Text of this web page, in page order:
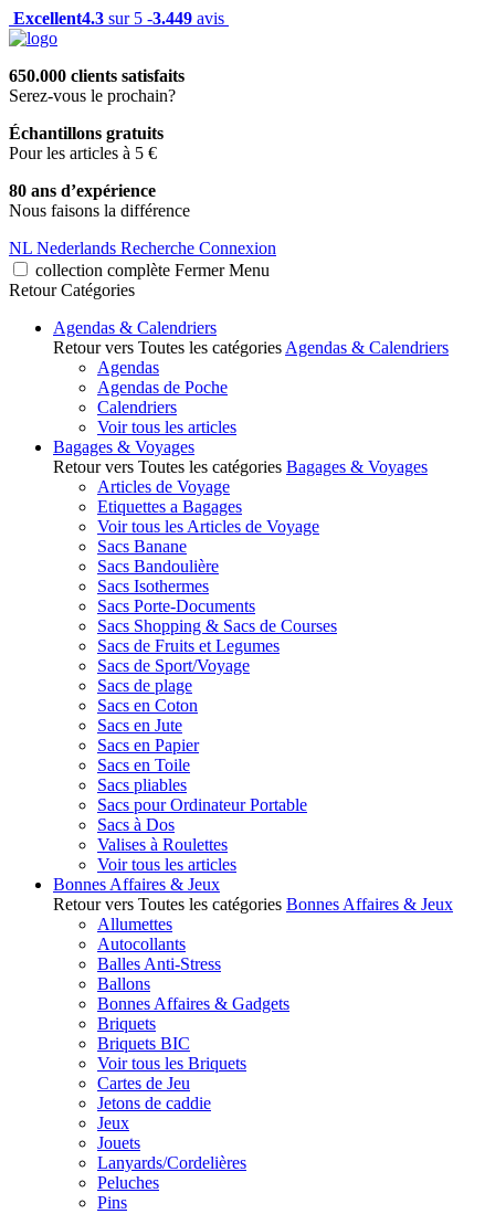
Excellent4.3 sur 5 -3.449 avis
650.000 clients satisfaits
Serez-vous le prochain?
Échantillons gratuits
Pour les articles à 5 €
80 ans d’expérience
Nous faisons la différence
NL Nederlands Recherche Connexion
collection complète Fermer Menu
Retour Catégories
Agendas & Calendriers
Retour vers Toutes les catégories Agendas & Calendriers
Agendas
Agendas de Poche
Calendriers
Voir tous les articles
Bagages & Voyages
Retour vers Toutes les catégories Bagages & Voyages
Articles de Voyage
Etiquettes a Bagages
Voir tous les Articles de Voyage
Sacs Banane
Sacs Bandoulière
Sacs Isothermes
Sacs Porte-Documents
Sacs Shopping & Sacs de Courses
Sacs de Fruits et Legumes
Sacs de Sport/Voyage
Sacs de plage
Sacs en Coton
Sacs en Jute
Sacs en Papier
Sacs en Toile
Sacs pliables
Sacs pour Ordinateur Portable
Sacs à Dos
Valises à Roulettes
Voir tous les articles
Bonnes Affaires & Jeux
Retour vers Toutes les catégories Bonnes Affaires & Jeux
Allumettes
Autocollants
Balles Anti-Stress
Ballons
Bonnes Affaires & Gadgets
Briquets
Briquets BIC
Voir tous les Briquets
Cartes de Jeu
Jetons de caddie
Jeux
Jouets
Lanyards/Cordelières
Peluches
Pins